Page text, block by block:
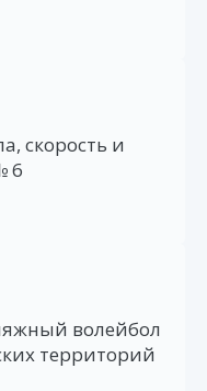
скорость и
6
волейбол
территорий